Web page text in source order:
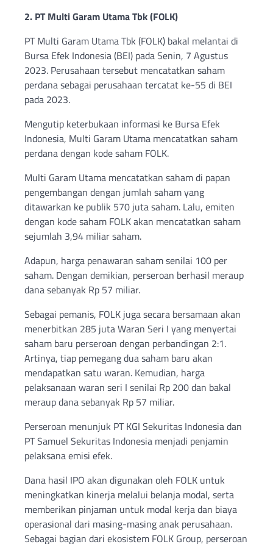
2. PT Multi Garam Utama Tbk (FOLK)
PT Multi Garam Utama Tbk (FOLK) bakal melantai di
Bursa Efek Indonesia (BEI) pada Senin, 7 Agustus
2023. Perusahaan tersebut mencatatkan saham
perdana sebagai perusahaan tercatat ke-55 di BEI
pada 2023.
Mengutip keterbukaan informasi ke Bursa Efek
Indonesia, Multi Garam Utama mencatatkan saham
perdana dengan kode saham FOLK.
Multi Garam Utama mencatatkan saham di papan
pengembangan dengan jumlah saham yang
ditawarkan ke publik 570 juta saham. Lalu, emiten
dengan kode saham FOLK akan mencatatkan saham
sejumlah 3,94 miliar saham.
Adapun, harga penawaran saham senilai 100 per
saham. Dengan demikian, perseroan berhasil meraup
dana sebanyak Rp 57 miliar.
Sebagai pemanis, FOLK juga secara bersamaan akan
menerbitkan 285 juta Waran Seri I yang menyertai
saham baru perseroan dengan perbandingan 2:1.
Artinya, tiap pemegang dua saham baru akan
mendapatkan satu waran. Kemudian, harga
pelaksanaan waran seri I senilai Rp 200 dan bakal
meraup dana sebanyak Rp 57 miliar.
Perseroan menunjuk PT KGI Sekuritas Indonesia dan
PT Samuel Sekuritas Indonesia menjadi penjamin
pelaksana emisi efek.
Dana hasil IPO akan digunakan oleh FOLK untuk
meningkatkan kinerja melalui belanja modal, serta
memberikan pinjaman untuk modal kerja dan biaya
operasional dari masing-masing anak perusahaan.
Sebagai bagian dari ekosistem FOLK Group, perseroan